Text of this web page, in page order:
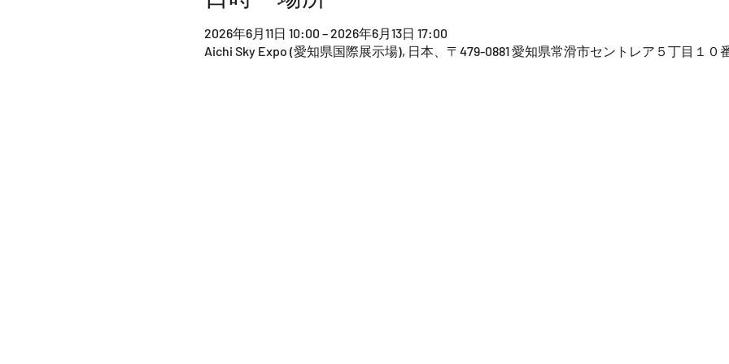
2026年6月11日 10:00 – 2026年6月13日 17:00
Aichi Sky Expo (愛知県国際展示場), 日本、〒479-0881 愛知県常滑市セントレア５丁目１０